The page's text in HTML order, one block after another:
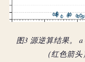
图3 源逆算结果。
（红色箭